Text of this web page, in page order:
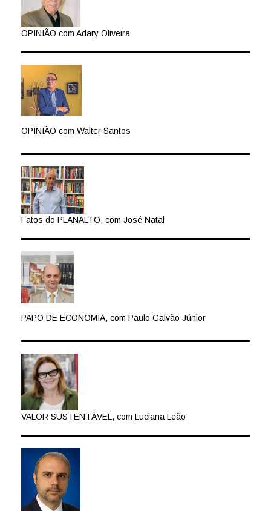
OPINIÃO com Adary Oliveira
OPINIÃO com Walter Santos
Fatos do PLANALTO, com José Natal
PAPO DE ECONOMIA, com Paulo Galvão Júnior
VALOR SUSTENTÁVEL, com Luciana Leão